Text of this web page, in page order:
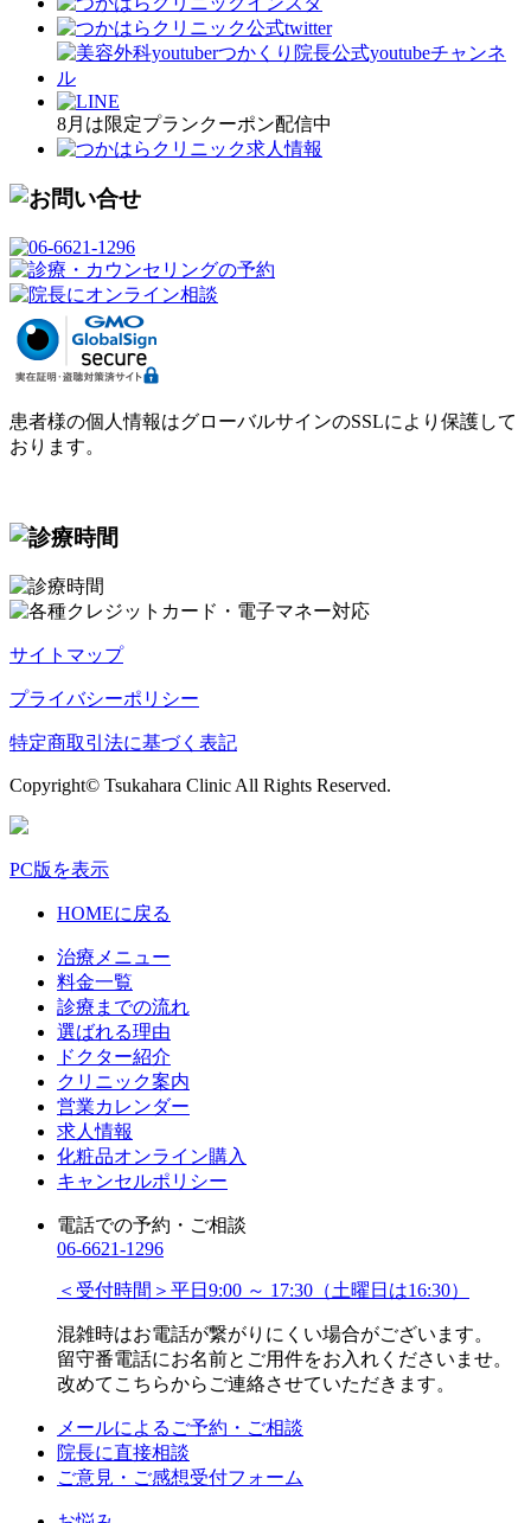
8月は限定プランクーポン配信中
患者様の個人情報はグローバルサインのSSLにより保護して
おります。
サイトマップ
プライバシーポリシー
特定商取引法に基づく表記
Copyright© Tsukahara Clinic All Rights Reserved.
PC版を表示
HOMEに戻る
治療メニュー
料金一覧
診療までの流れ
選ばれる理由
ドクター紹介
クリニック案内
営業カレンダー
求人情報
化粧品オンライン購入
キャンセルポリシー
電話での予約・ご相談
06-6621-1296
＜受付時間＞平日 9:00 ～ 17:30 （土曜日は16:30）
混雑時はお電話が繋がりにくい場合がございます。
留守番電話にお名前とご用件をお入れくださいませ。
改めてこちらからご連絡させていただきます。
メールによるご予約・ご相談
院長に直接相談
ご意見・ご感想受付フォーム